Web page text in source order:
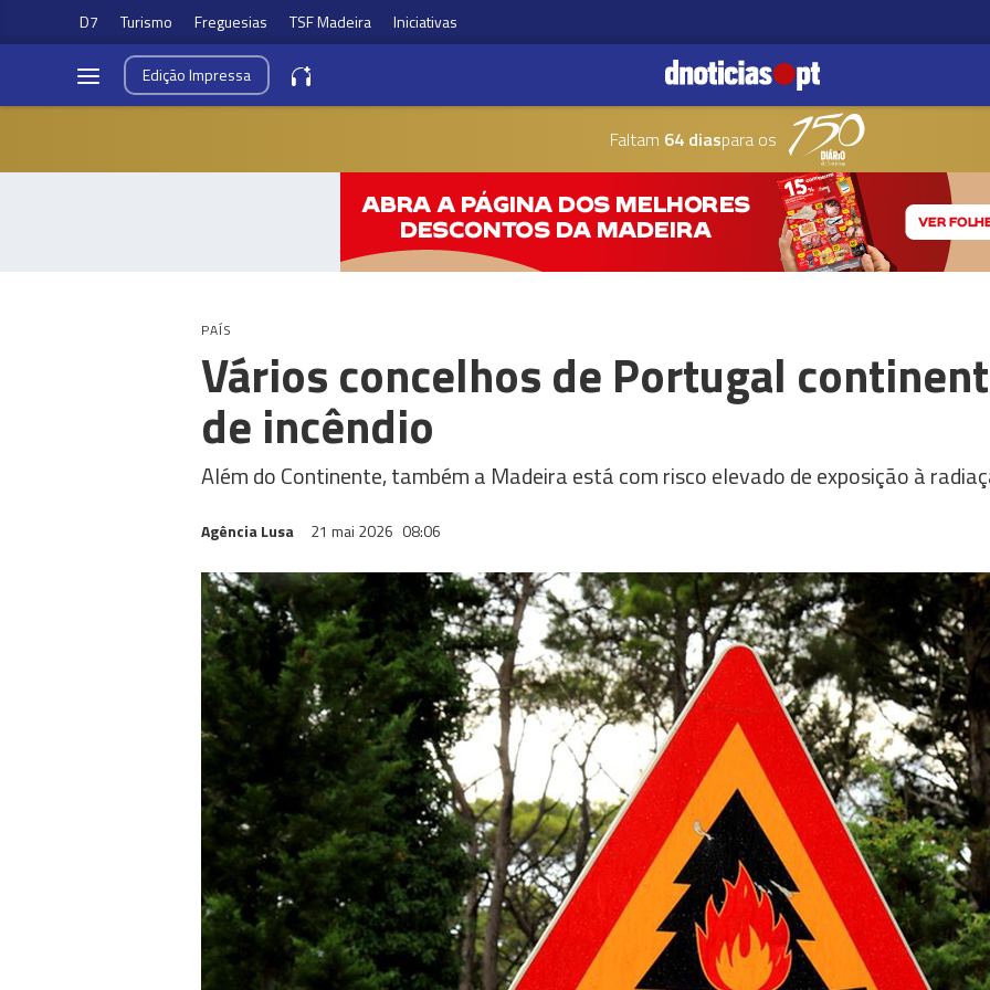
D7 Turismo Freguesias TSF Madeira Iniciativas
EdiçãoImpressa
Faltam 64 diaspara os
PAÍS
Vários concelhos de Portugal
de incêndio
Além do Continente, também a Madeira está com risco elevado de exposição à
Agência Lusa 21 mai 2026 08:06